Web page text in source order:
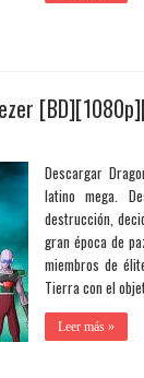
Descargar
latino mega.
destrucción,
gran época de
miembros de
Tierra con el
Leer más »